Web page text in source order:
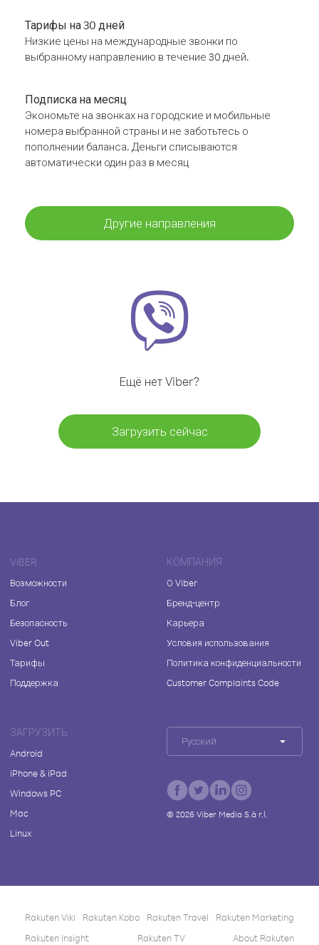
Тарифы на 30 дней
Низкие цены на международные звонки по
выбранному направлению в течение 30 дней.
Подписка на месяц
Экономьте на звонках на городские и мобильные
номера выбранной страны и не заботьтесь о
пополнении баланса. Деньги списываются
автоматически один раз в месяц
Другие направления
Ещё нет Viber?
Загрузить сейчас
VIBER
Возможности
Блог
Безопасность
Viber Out
Тарифы
Поддержка
КОМПАНИЯ
О Viber
Бренд-центр
Карьера
Условия использования
Политика конфиденциальности
Customer Complaints Code
ЗАГРУЗИТЬ
Android
iPhone & iPad
Windows PC
Mac
Linux
Русский
© 2026Viber Media S.à r.l.
Rakuten Viki Rakuten Kobo Rakuten Travel
Rakuten Marketing
Rakuten Insight
Rakuten TV About Rakuten